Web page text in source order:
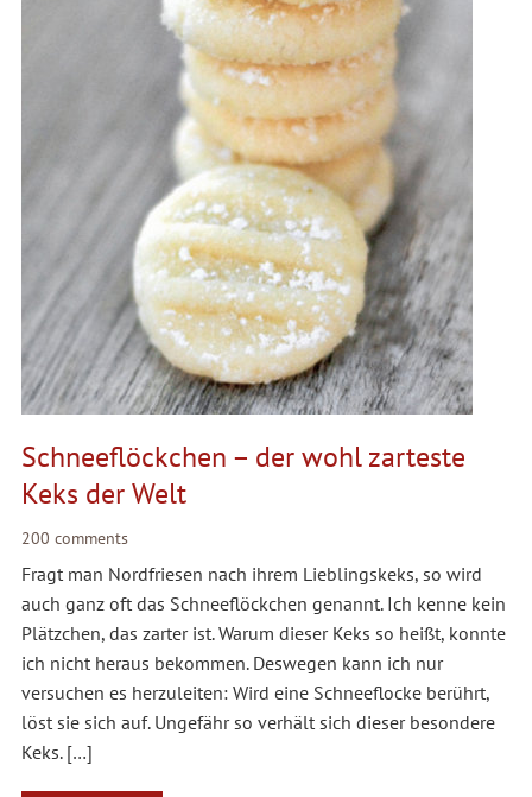
Schneeflöckchen – der wohl zarteste
Keks der Welt
200 comments
Fragt man Nordfriesen nach ihrem Lieblingskeks, so wird
auch ganz oft das Schneeflöckchen genannt. Ich kenne kein
Plätzchen, das zarter ist. Warum dieser Keks so heißt, konnte
ich nicht heraus bekommen. Deswegen kann ich nur
versuchen es herzuleiten: Wird eine Schneeflocke berührt,
löst sie sich auf. Ungefähr so verhält sich dieser besondere
Keks. […]